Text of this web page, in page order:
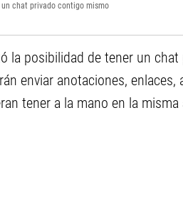
chat privado contigo mismo
la posibilidad de tener un
enviar anotaciones,
tener a la mano en la misma